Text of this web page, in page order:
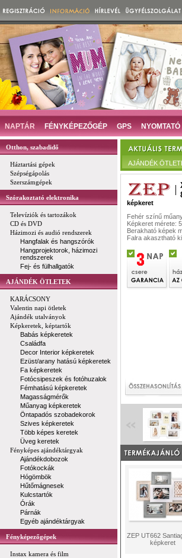
NAPTÁR FÉNYKÉPEZŐGÉP GPS NYOMTATÓ
Otthon, szabadidő
Háztartási gépek
Szépségápolás
Szerszámgépek
Szórakoztató elektronika
Televíziók és tartozákok
CD és DVD
Házimozi és audió rendszerek
Hangfalak és hangszórók
Hangprojektorok, házimozi
rendszerek
Fej- és fülhallgatók
AJÁNDÉK ÖTLETEK
KARÁCSONY
Valentin napi ötletek
Ajándék utalványok
Képkeretek, képtartók
Babás képkeretek
Családfa
Decor Interior képkeretek
Ezüst/arany hatású képkeretek
Fa képkeretek
Fotócsipeszek és fotóhuzalok
Fémhatású képkeretek
Magasságmérők
Műanyag képkeretek
Öntapadós szobadekorok
Szives képkeretek
Több képes keretek
Üveg keretek
Fényképes ajándéktárgyak
Ajándékdobozok
Fotókockák
Hógömbök
Hűtőmágnesek
Kulcstartók
Órák
Párnák
Egyéb ajándéktárgyak
Fényképezőgépek
Instax kamera és film
AJÁNDÉK
képkeret
Fehér színű
Képkeret mérete:
Berakható képek
Falra akasztható
ZEP UT662
képkeret